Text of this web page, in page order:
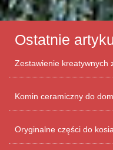
Ostatnie
Zestawienie kreatywnych
Komin ceramiczny do
Oryginalne części do